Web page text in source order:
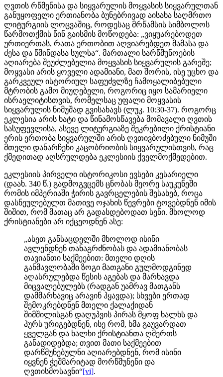
ღვთის რწმენისა და სიყვარულის მოყვასის სიყვარულთან
განუყოფელი ერთიანობა ბუნებრივად აისახა საღმრთო
ლიტურგიის ლოცვაშიც, როდესაც მრწამსის სიმბოლოს
წარმოთქმის წინ გაისმის მოწოდება: „ვიყუარებოდეთ
ურთიერთას, რათა ერთობით აღვიარებდეთ მამასა და
ძესა და წმინდასა სულსა“. მართალი სარწმუნოების
აღიარება შეუძლებელია მოყვასის სიყვარულის გარეშე;
მოყვასი არის ყოველი ადამიანი, მათ შორის, ისე უცხო და
გარკვეულ ისტორიულ საფუძვლზე ჩამოყალიბებული
მტრობის გამო მიუღებელი, როგორიც იყო სამარიელი
ისრაელიტისთვის, რომელსაც უფალი მოყვასის
სიყვარულის ნიმუშად გვისახავს (ლუკ. 10:30-37). როგორც
ეკლესია არის ხატი და წინამოსწავება მომავალი ღვთის
სასუფევლისა, ასევე ლიტურგიაზე შეკრებილი ქრისტიანი
ერის ერთობა სიყვარულში არის ღვთივბოძებული ნიმუში
მთელი დანარჩენი კაცობრიობის სიყვარულისთვის, რაც
ქმედითად აღსრულდება ეკლესიის ქველმოქმედებით.
ეკლესიის პირველი ისტორიკოსი ევსები კესარიელი
(დაახ. 340 წ.) გადმოგვცემს ცნობას მეორე საუკუნეში
რომის იმპერიაში ჭირის გავრცელების შესახებ, როცა
დასნეულებულთ მათივე ოჯახის წევრები ტოვებდნენ იმის
შიშით, რომ მათაც არ გადასდებოდათ სენი. მხოლოდ
ქრისტიანები არ იქცეოდნენ ასე:
„ასეთ განსაცდელში მხოლოდ ისინი
ავლენდნენ თანაგრძნობას და ადამიანობას
თავიანთი საქმეებით: მთელი დღის
განმავლობაში ზოგი მათგანი გულმოდგინედ
აღასრულებდა წესის აგებას და მარხავდა
მიცვალებულებს (რადგან უამრავ მათგანს
დამმარხავიც არავინ ჰყავდა); სხვები ერთად
შემოკრებდნენ მთელი ქალაქიდან
შიმშილისგან დაღუპვის პირას მყოფ ხალხს და
პურს ურიგებდნენ, ისე რომ, ხმა გაუვარდათ
ყველგან და ხალხი ქრისტიანთა ღმერთს
განადიდებდა; თვით მათი საქმეებით
დარწმუნებულნი აღიარებდნენ, რომ ისინი
იყვნენ ჭეშმარიტად მორწმუნენი და
ღვთისმოსავნი“[vi].